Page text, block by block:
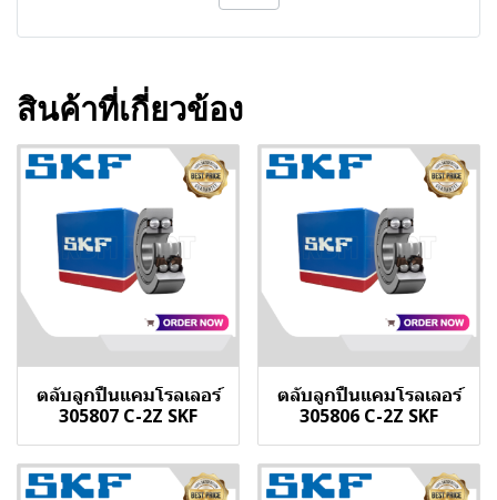
สินค้าที่เกี่ยวข้อง
ตลับลูกปืนแคมโรลเลอร์
305807 C-2Z SKF
ตลับลูกปืนแคมโรลเลอร์
305806 C-2Z SKF